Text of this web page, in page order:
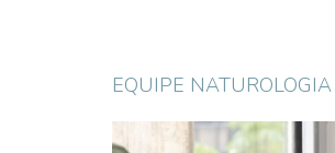
EQUIPE NATUROLOGIA